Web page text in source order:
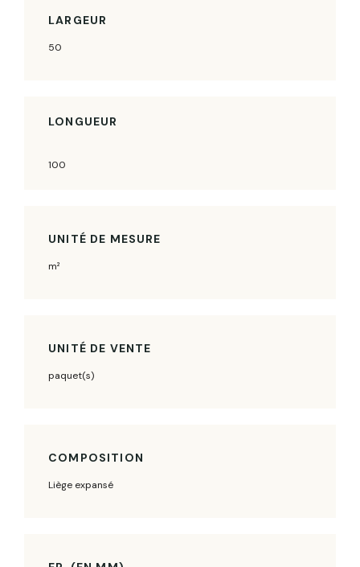
LARGEUR
50
LONGUEUR
100
UNITÉ DE MESURE
m²
UNITÉ DE VENTE
paquet(s)
COMPOSITION
Liège expansé